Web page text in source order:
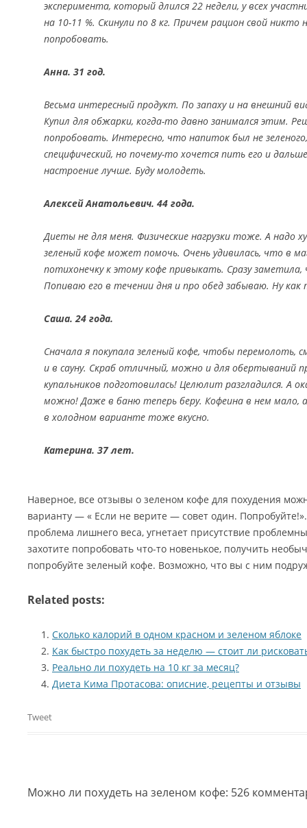
эксперимента, который длился 22 недели, у всех
на 10-11 %. Скинули по 8 кг. Причем рацион свой никто
попробовать.
Анна. 31 год.
Весьма интересный продукт. По запаху и на внешний
Купил для обжарки, когда-то давно занимался этим.
попробовать. Интересно, что напиток был не
специфический, но почему-то хочется пить его и
настроение лучше. Буду молодеть.
Алексей Анатольевич. 44 года.
Диеты не для меня. Физические нагрузки тоже. А надо
зеленый кофе может помочь. Очень удивилась, что в
потихонечку к этому кофе привыкать. Сразу
Попиваю его в течении дня и про обед забываю. Ну как
Саша. 24 года.
Сначала я покупала зеленый кофе, чтобы перемолоть,
и в сауну. Скраб отличный, можно и для обертываний
купальников подготовилась! Целюлит разгладился. А
можно! Даже в баню теперь беру. Кофеина в нем
в холодном варианте тоже вкусно.
Катерина. 37 лет.
Наверное, все отзывы о зеленом кофе для похудения
варианту — « Если не верите — совет один.
проблема лишнего веса, угнетает присутствие
захотите попробовать что-то новенькое, получить
попробуйте зеленый кофе. Возможно, что вы с ним
Related posts:
Сколько калорий в одном красном и зеленом яблоке
Как быстро похудеть за неделю — стоит ли
Реально ли похудеть на 10 кг за месяц?
Диета Кима Протасова: описние, рецепты и отзывы
Tweet
Можно ли похудеть на зеленом кофе: 526